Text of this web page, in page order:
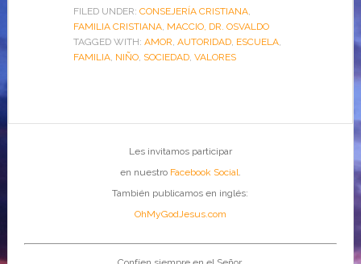
FILED UNDER: CONSEJERÍA CRISTIANA,
FAMILIA CRISTIANA, MACCIO, DR. OSVALDO
TAGGED WITH: AMOR, AUTORIDAD, ESCUELA,
FAMILIA, NIÑO, SOCIEDAD, VALORES
Les invitamos participar
en nuestro Facebook Social.
También publicamos en inglés:
OhMyGodJesus.com